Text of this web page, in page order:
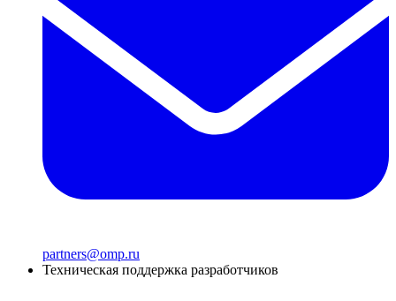
partners@omp.ru
Техническая поддержка разработчиков